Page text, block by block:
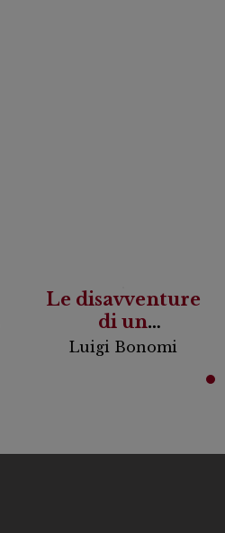
Le disavventure
di un
investigatore
Luigi Bonomi